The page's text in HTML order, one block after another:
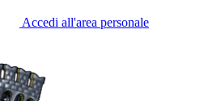
Accedi all'area personale